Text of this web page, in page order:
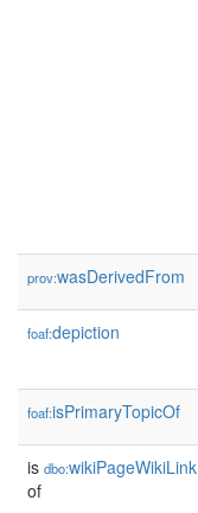
prov:wasDerivedFrom
foaf:depiction
foaf:isPrimaryTopicOf
is dbo:wikiPageWikiLink
of